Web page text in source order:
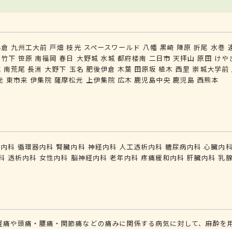
九州工大前 戸畑 枝光 スペースワールド 八幡 黒崎 陣原 折尾 水巻
竹下 笹原 南福岡 春日 大野城 水城 都府楼南 二日市 天拝山 原田 けや
南荒尾 長洲 大野下 玉名 肥後伊倉 木葉 田原坂 植木 西里 崇城大学前
東市来 伊集院 薩摩松元 上伊集院 広木 鹿児島中央 鹿児島 西熊本
科 循環器内科 腎臓内科 神経内科 人工透析内科 糖尿病内科 心臓内科
透析内科 女性内科 脳神経内科 老年内科 疼痛緩和内科 肝臓内科 乳
や頭痛・腰痛・関節痛などの痛みに関係する病気に対して、麻酔